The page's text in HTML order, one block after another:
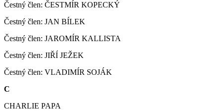
Čestný člen: ČESTMÍR KOPECKÝ
Čestný člen: JAN BÍLEK
Čestný člen: JAROMÍR KALLISTA
Čestný člen: JIŘÍ JEŽEK
Čestný člen: VLADIMÍR SOJÁK
C
CHARLIE PAPA